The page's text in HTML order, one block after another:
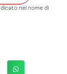
nel nome di